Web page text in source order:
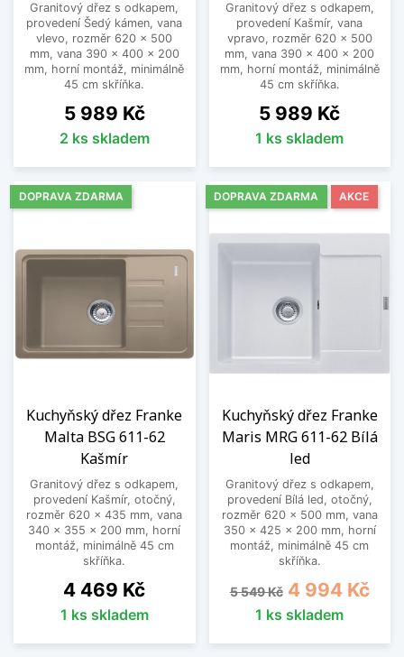
Granitový dřez s odkapem,
provedení Šedý kámen, vana
vlevo, rozměr 620 x 500
mm, vana 390 x 400 x 200
mm, horní montáž, minimálně
45 cm skříňka.
Cena
5 989 Kč
2 ks skladem
Granitový dřez s odkapem,
provedení Kašmír, vana
vpravo, rozměr 620 x 500
mm, vana 390 x 400 x 200
mm, horní montáž, minimálně
45 cm skříňka.
Cena
5 989 Kč
1 ks skladem
Kuchyňský dřez Franke
Malta BSG 611-62
Kašmír
Granitový dřez s odkapem,
provedení Kašmír, otočný,
rozměr 620 x 435 mm, vana
340 x 355 x 200 mm, horní
montáž, minimálně 45 cm
skříňka.
Cena
4 469 Kč
1 ks skladem
DOPRAVA ZDARMA
Kuchyňský dřez Franke
Maris MRG 611-62 Bílá
led
Granitový dřez s odkapem,
provedení Bílá led, otočný,
rozměr 620 x 500 mm, vana
350 x 425 x 200 mm, horní
montáž, minimálně 45 cm
skříňka.
Běžná cena
5 549 Kč Cena
4 994 Kč
1 ks skladem
DOPRAVA ZDARMA AKCE